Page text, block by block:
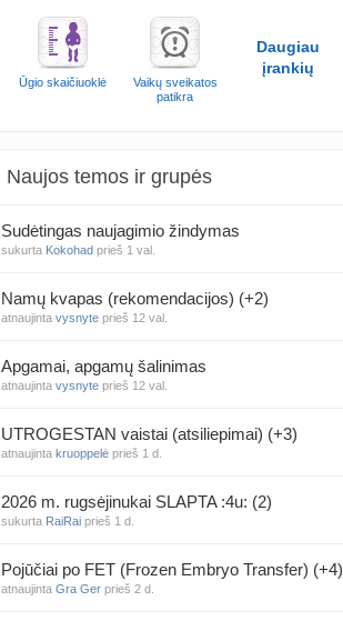
Ūgio skaičiuoklė
Vaikų sveikatos
patikra
Daugiau
įrankių
Naujos temos ir grupės
Sudėtingas naujagimio žindymas
sukurta Kokohad prieš 1 val.
Namų kvapas (rekomendacijos) (+2)
atnaujinta vysnyte prieš 12 val.
Apgamai, apgamų šalinimas
atnaujinta vysnyte prieš 12 val.
UTROGESTAN vaistai (atsiliepimai) (+3)
atnaujinta kruoppelė prieš 1 d.
2026 m. rugsėjinukai SLAPTA :4u: (2)
sukurta RaiRai prieš 1 d.
Pojūčiai po FET (Frozen Embryo Transfer) (+4)
atnaujinta Gra Ger prieš 2 d.